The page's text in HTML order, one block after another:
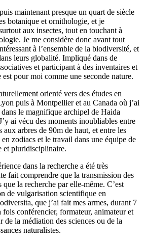
maintenant presque un quart de siècle
botanique et ornithologie, et je
aux insectes, tout en touchant à
Je me considère donc avant tout
à l’ensemble de la biodiversité, et
leurs globalité. Impliqué dans de
et participant à des inventaires et
pour moi comme une seconde nature.
orienté vers des études en
puis à Montpellier et au Canada où j’ai
le magnifique archipel de Haida
ai vécu des moments inoubliables entre
aux arbres de 90m de haut, et entre les
zodiacs et le travail dans une équipe de
et pluridisciplinaire.
dans la recherche a été très
fait comprendre que la transmission des
que la recherche par elle-même. C’est
de vulgarisation scientifique en
que j’ai fait mes armes, durant 7
fois conférencier, formateur, animateur et
de la médiation des sciences ou de la
naturalistes.